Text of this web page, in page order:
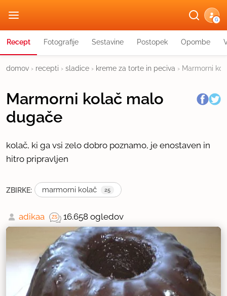
G
Recept Fotografije Sestavine Postopek Opombe
domov › recepti › sladice › kreme za torte in peciva › Marmorni
Marmorni kolač malo
dugače
kolač, ki ga vsi zelo dobro poznamo, je enostaven in
hitro pripravljen
ZBIRKE: marmorni kolač 25
adikaa 16.658 ogledov